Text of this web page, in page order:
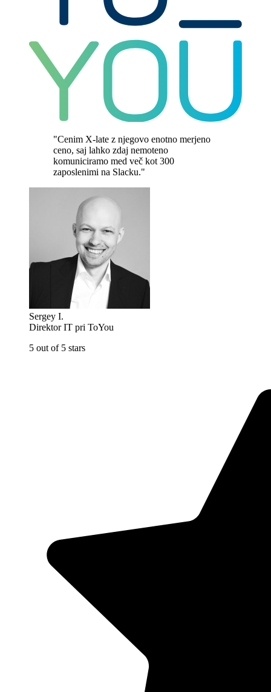
"Cenim X-late z njegovo enotno merjeno
ceno, saj lahko zdaj nemoteno
komuniciramo med več kot 300
zaposlenimi na Slacku."
Sergey I.
Direktor IT pri ToYou
5 out of 5 stars